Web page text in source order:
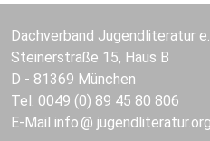
Dachverband Jugendliteratur
Steinerstraße 15, Haus B
D - 81369 München
Tel. 0049 (0) 89 45 80 806
E-Mail info jugendliteratur.org